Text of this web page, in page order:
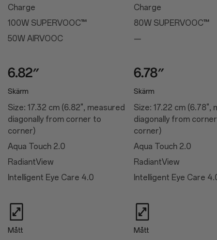
Skärmens färgtemperatur
Manuell ljusstyrka
Automatisk ljusstyrka
Förbättring av färgseendet
Skärmfärgsläge
Video färgförstärkare
Bekvämt för ögonen
Naturtondisplay
Prestanda
Prestanda
Plattform: Snapdragon® 8 Elite-mobilplattform
GPU: Adreno™ 830
Lagring: 256 GB/512 GB UFS 4.0
Tillgängliga konfigurationer: 12 GB + 256 GB/16 GB + 512 GB
Laddning
Charge
100W SUPERVOOC™
50W AIRVOOC
Skärm
Size: 17.32 cm (6.82", measured
diagonally from corner to
corner)
Aqua Touch 2.0
RadiantView
Intelligent Eye Care 4.0
Mått
Charge
80W SUPERVOOC™
—
Skärm
Size: 17.22 cm (6.78",
diagonally from
corner)
Aqua Touch 2.0
RadiantView
Intelligent Eye Care
Mått